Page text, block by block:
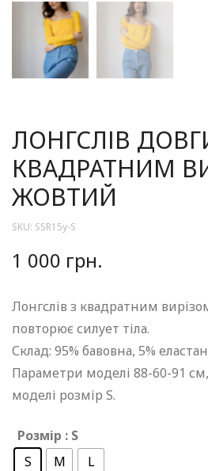
ЛОНГСЛІВ
КВАДРАТНИМ
ЖОВТИЙ
SKU: SSR15y-S
1 000 грн.
Лонгслів з квадратним
повторює силует тіла.
Склад: 95% бавовна, 5%
Параметри моделі 88-60-91
моделі розмір S.
Розмір : S
S
M L